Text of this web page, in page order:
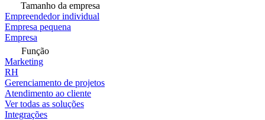
Tamanho da empresa
Empreendedor individual
Empresa pequena
Empresa
Função
Marketing
RH
Gerenciamento de projetos
Atendimento ao cliente
Ver todas as soluções
Integrações